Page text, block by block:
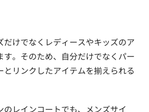
だけでなくレディースやキッズのア
す。そのため、自分だけでなくパー
とリンクしたアイテムを揃えられる
レインコートでも、メンズサイ